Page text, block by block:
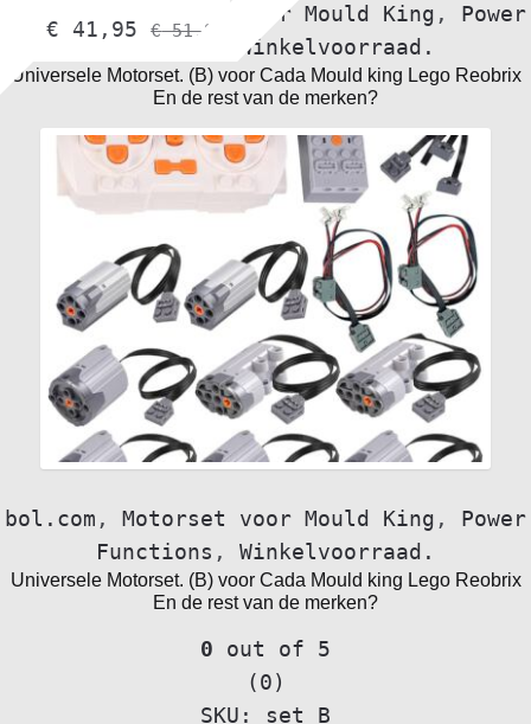
Motorset voor Mould King , Power
Functions
Winkelvoorraad.
Universele Motorset. (B) voor Cada Mould king Lego Reobrix
En de rest van de merken?
bol.com , Motorset voor Mould King ,
Power
Functions , Winkelvoorraad.
Universele Motorset. (B) voor Cada Mould king Lego Reobrix
En de rest van de merken?
0 out of 5
(0)
SKU: set B
€ 41,95 €51,95